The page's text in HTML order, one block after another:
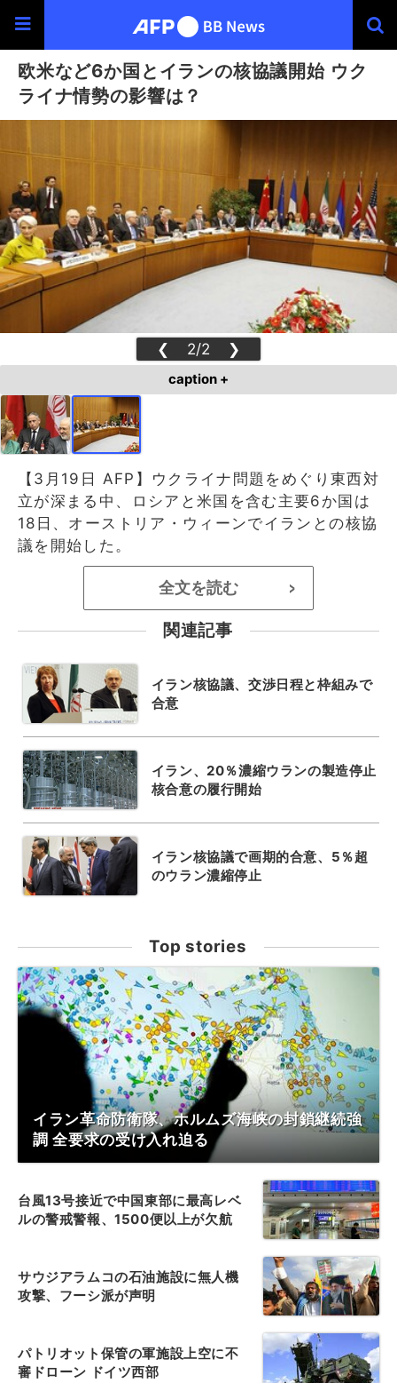
欧米など6か国とイランの核協議開始 ウク
ライナ情勢の影響は？
❮ 2/2 ❯
caption +
【3月19日 AFP】ウクライナ問題をめぐり東西対
立が深まる中、ロシアと米国を含む主要6か国は
18日、オーストリア・ウィーンでイランとの核協
議を開始した。
全文を読む >
関連記事
イラン核協議、交渉日程と枠組みで
合意
イラン、20％濃縮ウランの製造停止
核合意の履行開始
イラン核協議で画期的合意、5％超
のウラン濃縮停止
Top stories
イラン革命防衛隊、ホルムズ海峡の封鎖継続強
調 全要求の受け入れ迫る
台風13号接近で中国東部に最高レベ
ルの警戒警報、1500便以上が欠航
サウジアラムコの石油施設に無人機
攻撃、フーシ派が声明
パトリオット保管の軍施設上空に不
審ドローン ドイツ西部